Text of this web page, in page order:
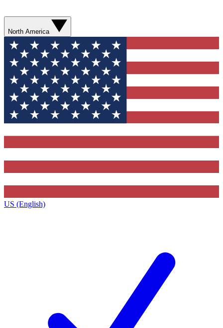
North America
US (English)